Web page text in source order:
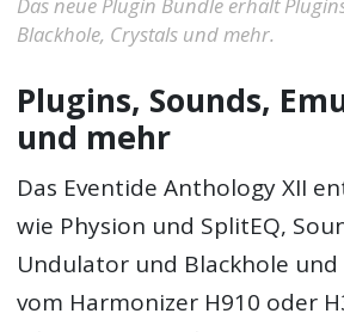
Blackhole, Crystals und mehr.
Plugins, Sounds,
und mehr
Das Eventide Anthology XII
wie Physion und SplitEQ,
Undulator und Blackhole
vom Harmonizer H910 oder